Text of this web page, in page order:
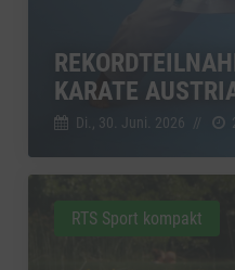
KARATE
Di., 30. Juni. 2026 //
RTS Sport kompakt